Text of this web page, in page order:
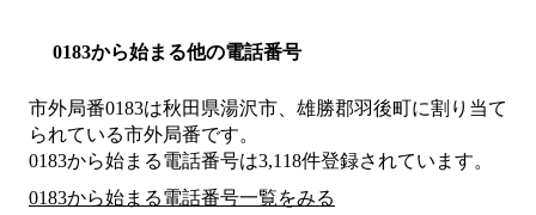
0183から始まる他の電話番号
市外局番0183は秋田県湯沢市、雄勝郡羽後町に割り当て
られている市外局番です。
0183から始まる電話番号は3,118件登録されています。
0183から始まる電話番号一覧をみる